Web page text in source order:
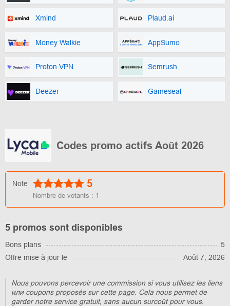
Xmind Plaud.ai
Money Walkie AppSumo
Proton VPN Semrush
Deezer Gameseal
Codes promo actifs Août 2026
Note 5
Nombre de votants : 1
5 promos sont disponibles
Bons plans
5
Offre mise à jour le
Août 7, 2026
Nous pouvons percevoir une commission si vous utilisez les liens
или coupons proposés sur cette page. Cela nous permet de
garder notre service gratuit, sans aucun surcoût pour vous.